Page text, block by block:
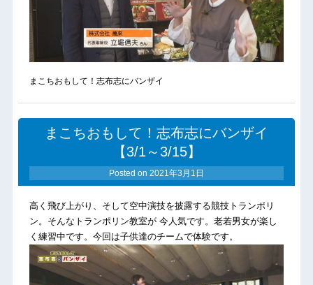
まこちおもして！志布志にバンザイ
まこちおもして！志布志にバンザイ
【3/1～3/15】
Posted on 2021年3月1日
高く飛び上がり、そして空中演技を披露する競技トランポリ
ン。そんなトランポリン教室が 今人気です。老若男女が楽し
く練習中です。今回は子供達のチームで体験です。